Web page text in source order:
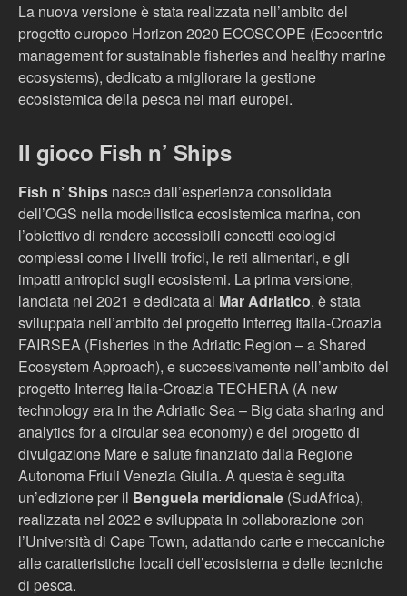
La nuova versione è stata realizzata nell’ambito del
progetto europeo Horizon 2020 ECOSCOPE (Ecocentric
management for sustainable fisheries and healthy marine
ecosystems), dedicato a migliorare la gestione
ecosistemica della pesca nei mari europei.
Il gioco Fish n’ Ships
Fish n’ Ships nasce dall’esperienza consolidata
dell’OGS nella modellistica ecosistemica marina, con
l’obiettivo di rendere accessibili concetti ecologici
complessi come i livelli trofici, le reti alimentari, e gli
impatti antropici sugli ecosistemi. La prima versione,
lanciata nel 2021 e dedicata al Mar Adriatico, è stata
sviluppata nell’ambito del progetto Interreg Italia-Croazia
FAIRSEA (Fisheries in the Adriatic Region – a Shared
Ecosystem Approach), e successivamente nell’ambito del
progetto Interreg Italia-Croazia TECHERA (A new
technology era in the Adriatic Sea – Big data sharing and
analytics for a circular sea economy) e del progetto di
divulgazione Mare e salute finanziato dalla Regione
Autonoma Friuli Venezia Giulia. A questa è seguita
un’edizione per il Benguela meridionale (SudAfrica),
realizzata nel 2022 e sviluppata in collaborazione con
l’Università di Cape Town, adattando carte e meccaniche
alle caratteristiche locali dell’ecosistema e delle tecniche
di pesca.